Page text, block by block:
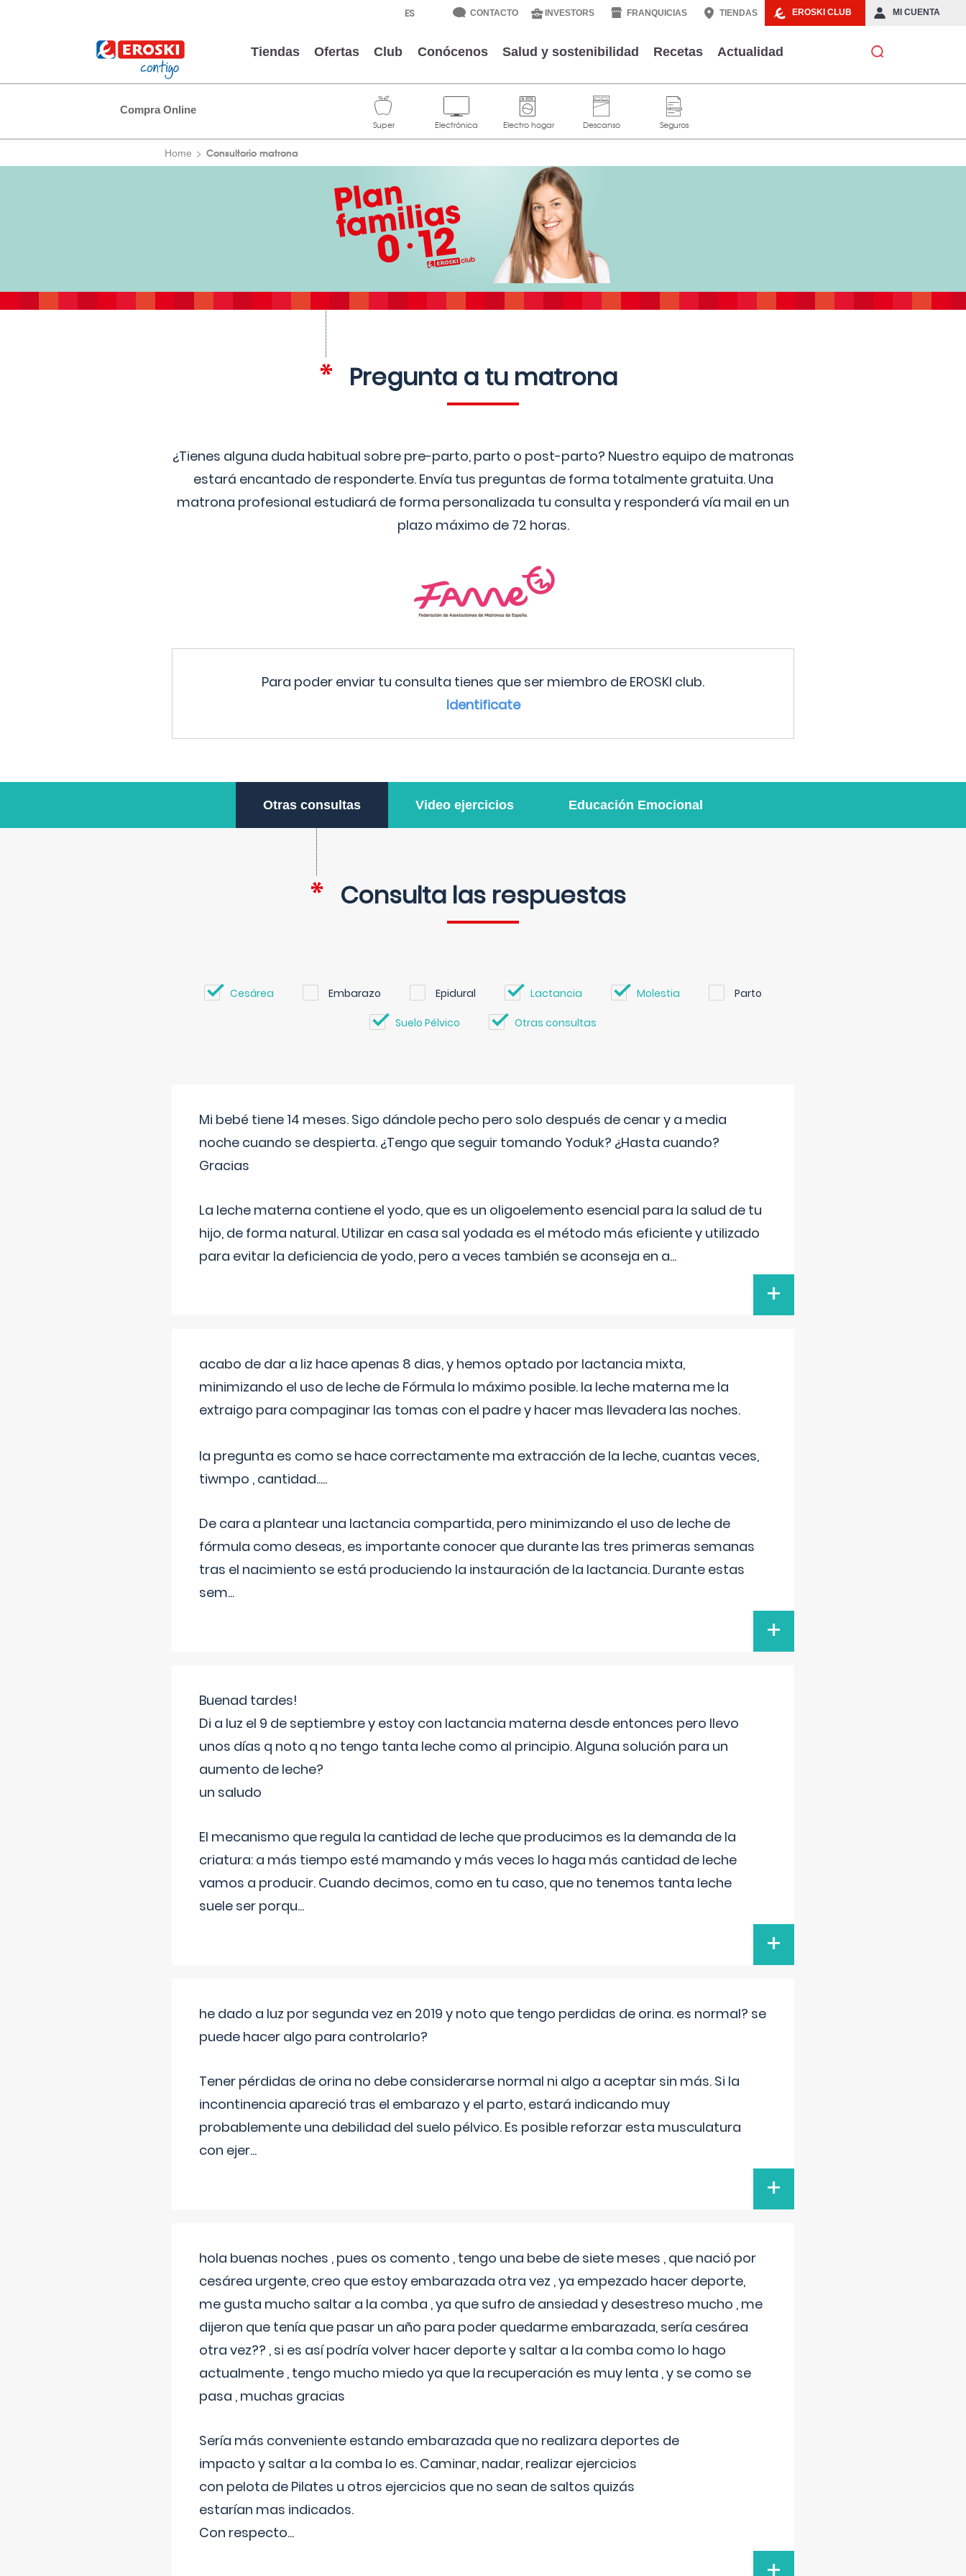
EROSKI CLUB MI CUENTA
CONTACTO INVESTORS FRANQUICIAS TIENDAS
Tiendas Ofertas Club Conócenos Salud y sostenibilidad Recetas Actualidad
Compra Online
Home Consultorio matrona
Pregunta a tu matrona
¿Tienes alguna duda habitual sobre pre-parto, parto o post-parto? Nuestro equipo de matronas
estará encantado de responderte. Envía tus preguntas de forma totalmente gratuita. Una
matrona profesional estudiará de forma personalizada tu consulta y responderá vía mail en un
plazo máximo de 72 horas.
Para poder enviar tu consulta tienes que ser miembro de EROSKI club.
Identificate
Otras consultas Video ejercicios Educación Emocional
Consulta las respuestas
Cesárea Embarazo Epidural Lactancia Molestia Parto
Suelo Pélvico Otras consultas
Mi bebé tiene 14 meses. Sigo dándole pecho pero solo después de cenar y a media
noche cuando se despierta. ¿Tengo que seguir tomando Yoduk? ¿Hasta cuando?
Gracias
La leche materna contiene el yodo, que es un oligoelemento esencial para la salud de tu
hijo, de forma natural. Utilizar en casa sal yodada es el método más eficiente y utilizado
para evitar la deficiencia de yodo, pero a veces también se aconseja en a...
+
acabo de dar a liz hace apenas 8 dias, y hemos optado por lactancia mixta,
minimizando el uso de leche de Fórmula lo máximo posible. la leche materna me la
extraigo para compaginar las tomas con el padre y hacer mas llevadera las noches.
la pregunta es como se hace correctamente ma extracción de la leche, cuantas veces,
tiwmpo , cantidad.....
De cara a plantear una lactancia compartida, pero minimizando el uso de leche de
fórmula como deseas, es importante conocer que durante las tres primeras semanas
tras el nacimiento se está produciendo la instauración de la lactancia. Durante estas
sem...
+
Buenad tardes!
Di a luz el 9 de septiembre y estoy con lactancia materna desde entonces pero llevo
unos días q noto q no tengo tanta leche como al principio. Alguna solución para un
aumento de leche?
un saludo
El mecanismo que regula la cantidad de leche que producimos es la demanda de la
criatura: a más tiempo esté mamando y más veces lo haga más cantidad de leche
vamos a producir. Cuando decimos, como en tu caso, que no tenemos tanta leche
suele ser porqu...
+
he dado a luz por segunda vez en 2019 y noto que tengo perdidas de orina. es normal? se
puede hacer algo para controlarlo?
Tener pérdidas de orina no debe considerarse normal ni algo a aceptar sin más. Si la
incontinencia apareció tras el embarazo y el parto, estará indicando muy
probablemente una debilidad del suelo pélvico. Es posible reforzar esta musculatura
con ejer...
+
hola buenas noches , pues os comento , tengo una bebe de siete meses , que nació por
cesárea urgente, creo que estoy embarazada otra vez , ya empezado hacer deporte,
me gusta mucho saltar a la comba , ya que sufro de ansiedad y desestreso mucho , me
dijeron que tenía que pasar un año para poder quedarme embarazada, sería cesárea
otra vez?? , si es así podría volver hacer deporte y saltar a la comba como lo hago
actualmente , tengo mucho miedo ya que la recuperación es muy lenta , y se como se
pasa , muchas gracias
Sería más conveniente estando embarazada que no realizara deportes de
impacto y saltar a la comba lo es. Caminar, nadar, realizar ejercicios
con pelota de Pilates u otros ejercicios que no sean de saltos quizás
estarían mas indicados.
Con respecto...